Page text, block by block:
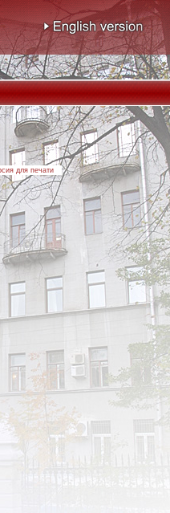
для печати